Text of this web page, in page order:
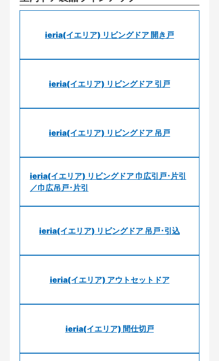
ieria(イエリア) リビングドア 開き戸
ieria(イエリア) リビングドア 引戸
ieria(イエリア) リビングドア 吊戸
ieria(イエリア) リビングドア 巾広引戸･片引
／巾広吊戸･片引
ieria(イエリア) リビングドア 吊戸･引込
ieria(イエリア) アウトセットドア
ieria(イエリア) 間仕切戸